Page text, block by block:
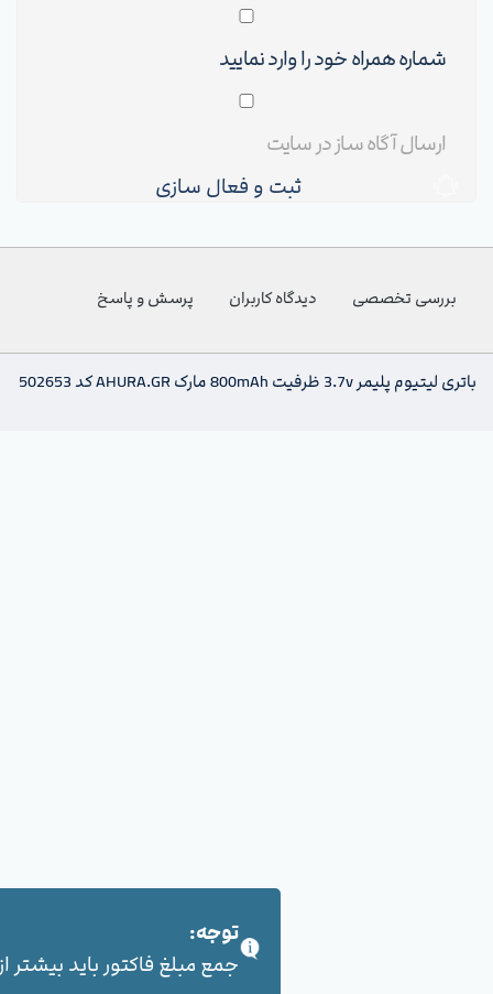
توجه:
جمع مبلغ فاکتور باید بیشتر از 100,000 هزار تومان
ثبت و فعال سازی
بررسی تخصصی دیدگاه کاربران پرسش و پاسخ
باتری لیتیوم پلیمر 3.7v ظرفیت 800mAh مارک AHURA.GR کد 502653